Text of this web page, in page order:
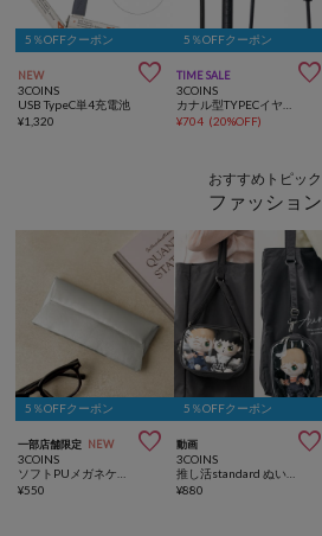
5％OFFクーポン
NEW 
3COINS
USB TypeC単4充電池
¥1,320
5％OFFクーポン
TIME SALE 
3COINS
¥704 (20%OFF)
おすすめトピック
ファッション
5％OFFクーポン
一部店舗限定 NEW 
3COINS
¥550
5％OFFクーポン
動画 
3COINS
¥880